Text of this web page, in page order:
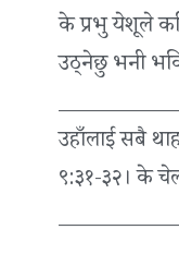
के प्रभु येशूले
उठ्नेछु भनी
उहाँलाई सबै
९:३१-३२। के